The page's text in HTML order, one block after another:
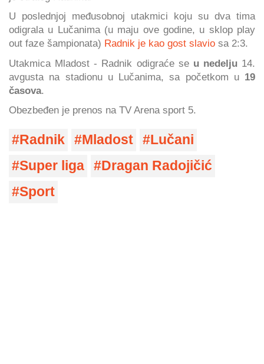
U poslednjoj međusobnoj utakmici koju su dva tima
odigrala u Lučanima (u maju ove godine, u sklop play
out faze šampionata) Radnik je kao gost slavio sa 2:3.
Utakmica Mladost - Radnik odigraće se u nedelju14.
avgusta na stadionu u Lučanima, sa početkom u19
časova.
Obezbeđen je prenos na TV Arena sport 5.
Radnik Mladost
Lučani
Super liga
Dragan Radojičić
Sport